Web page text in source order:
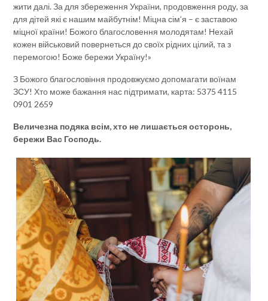
жити далі. За для збереження України, продовження роду, за
для дітей які є нашим майбутнім! Міцна сім’я – є заставою
міцної країни! Божого благословення молодятам! Нехай
кожен військовий повернеться до своїх рідних цілий, та з
перемогою! Боже бережи Україну!»
З Божого благословіння продовжуємо допомагати воїнам
ЗСУ! Хто може бажання нас підтримати, карта: 5375 4115
0901 2659
Величезна подяка всім, хто не лишається осторонь,
бережи Вас Господь.